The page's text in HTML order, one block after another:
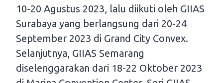
10-20 Agustus 2023, lalu diikuti oleh GIIAS
Surabaya yang berlangsung dari 20-24
September 2023 di Grand City Convex.
Selanjutnya, GIIAS Semarang
diselenggarakan dari 18-22 Oktober 2023